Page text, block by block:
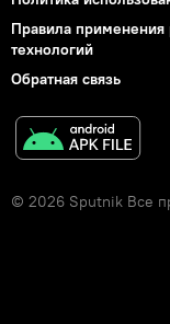
Правила
технологий
Обратная связь
© 2026 Sputnik Все